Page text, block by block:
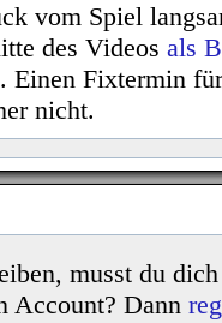
vom Spiel
des Videos als
Einen Fixtermin
nicht.
musst du
Account? Dann